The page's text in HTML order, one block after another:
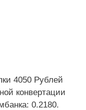
4050 Рублей
конвертации
0.2180.